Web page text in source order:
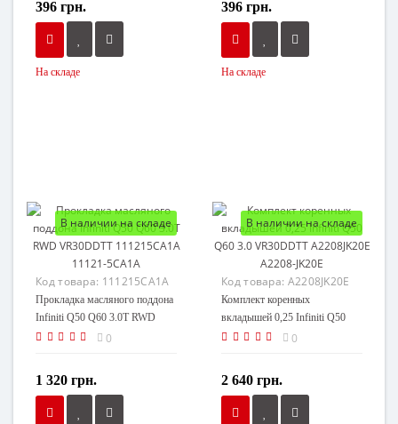
396 грн.
На складе
396 грн.
На складе
В наличии на складе
Код товара: 111215CA1A
Прокладка масляного поддона
Infiniti Q50 Q60 3.0T RWD
VR30DDTT 111215CA1A
0
1 320 грн.
В наличии на складе
Код товара: A2208JK20E
Комплект коренных
вкладышей 0,25 Infiniti Q50
Q60 3.0 VR30DDTT
0
2 640 грн.